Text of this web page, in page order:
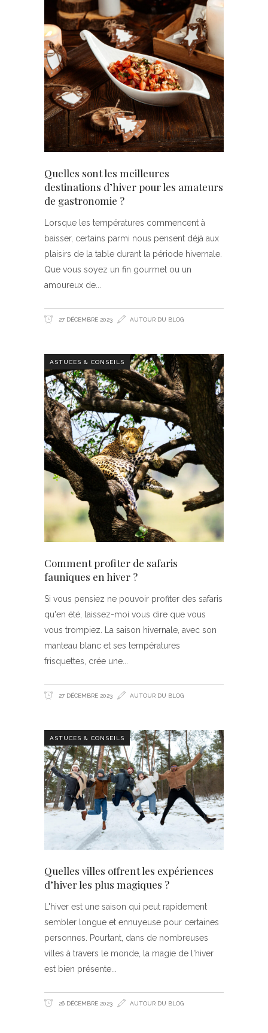
Quelles sont les meilleures
destinations d’hiver pour les amateurs
de gastronomie ?
Lorsque les températures commencent à
baisser, certains parmi nous pensent déjà aux
plaisirs de la table durant la période hivernale.
Que vous soyez un fin gourmet ou un
amoureux de
27 DÉCEMBRE 2023 AUTOUR DU BLOG
ASTUCES & CONSEILS
Comment profiter de safaris
fauniques en hiver ?
Si vous pensiez ne pouvoir profiter des safaris
qu'en été, laissez-moi vous dire que vous
vous trompiez. La saison hivernale, avec son
manteau blanc et ses températures
frisquettes, crée une
27 DÉCEMBRE 2023 AUTOUR DU BLOG
ASTUCES & CONSEILS
Quelles villes offrent les expériences
d’hiver les plus magiques ?
L'hiver est une saison qui peut rapidement
sembler longue et ennuyeuse pour certaines
personnes. Pourtant, dans de nombreuses
villes à travers le monde, la magie de l'hiver
est bien présente
26 DÉCEMBRE 2023 AUTOUR DU BLOG